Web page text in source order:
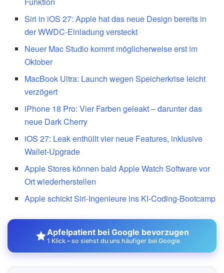
Siri in iOS 27: Apple hat das neue Design bereits in
der WWDC-Einladung versteckt
Neuer Mac Studio kommt möglicherweise erst im
Oktober
MacBook Ultra: Launch wegen Speicherkrise leicht
verzögert
iPhone 18 Pro: Vier Farben geleakt – darunter das
neue Dark Cherry
iOS 27: Leak enthüllt vier neue Features, inklusive
Wallet-Upgrade
Apple Stores können bald Apple Watch Software vor
Ort wiederherstellen
Apple schickt Siri-Ingenieure ins KI-Coding-Bootcamp
Apfelpatient bei Google bevorzugen
1 Klick – so siehst du uns häufiger bei Google